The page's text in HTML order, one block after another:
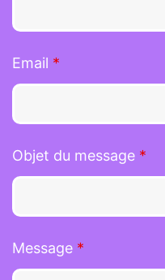
Email *
Objet du message *
Message *